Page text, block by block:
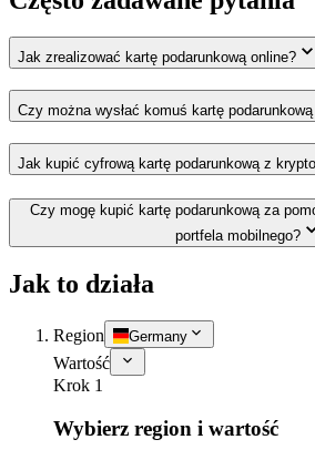
Jak zrealizować kartę podarunkową online?
Czy można wysłać komuś kartę
Jak kupić cyfrową kartę podarunkową z
Czy mogę kupić kartę podarunkową za
portfela mobilnego?
Jak to działa
Region Germany
Wartość
Krok 1
Wybierz region i wartość